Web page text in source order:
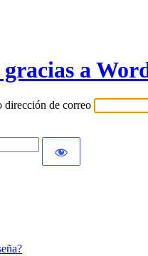
a
dirección de correo